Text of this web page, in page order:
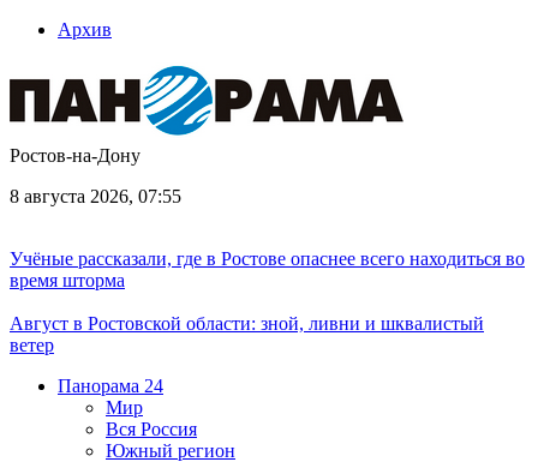
Архив
Ростов-на-Дону
8 августа 2026, 07:55
Учёные рассказали, где в Ростове опаснее всего находиться во
время шторма
Август в Ростовской области: зной, ливни и шквалистый
ветер
Панорама 24
Мир
Вся Россия
Южный регион